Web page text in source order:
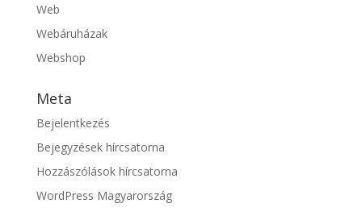
Web
Webáruházak
Webshop
Meta
Bejelentkezés
Bejegyzések hírcsatorna
Hozzászólások hírcsatorna
WordPress Magyarország